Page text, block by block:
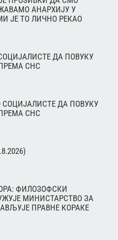
АНАРХИЈУ У
ЈЕ ТО ЛИЧНО РЕКАО
ДА ПОВУКУ
СНС
ДА ПОВУКУ
СНС
ФИЛОЗОФСКИ
МИНИСТАРСТВО ЗА
ПРАВНЕ КОРАКЕ